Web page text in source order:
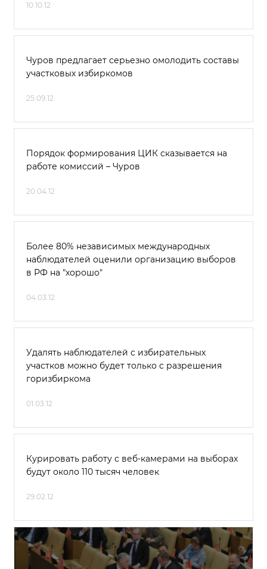
10.10.12
Чуров предлагает серьезно омолодить составы
участковых избиркомов
25.09.12
Порядок формирования ЦИК сказывается на
работе комиссий – Чуров
20.04.12
Более 80% независимых международных
наблюдателей оценили организацию выборов
в РФ на "хорошо"
04.03.12
Удалять наблюдателей с избирательных
участков можно будет только с разрешения
горизбиркома
01.03.12
Курировать работу с веб-камерами на выборах
будут около 110 тысяч человек
29.02.12